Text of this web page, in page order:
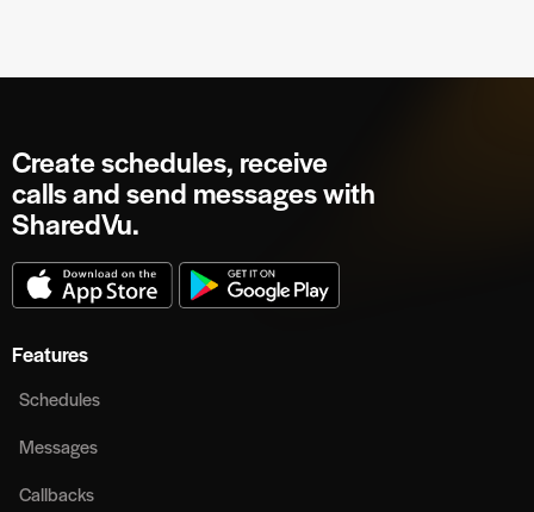
Create schedules, receive
calls and send messages with
SharedVu.
Features
Schedules
Messages
Callbacks